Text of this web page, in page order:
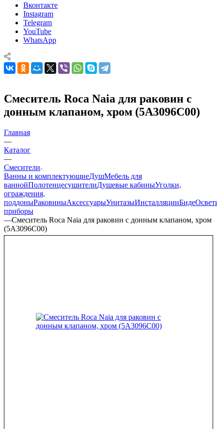
Вконтакте
Instagram
Telegram
YouTube
WhatsApp
Смеситель Roca Naia для раковин с
донным клапаном, хром (5A3096C00)
Главная
—
Каталог
—
Смесители
Ванны и комплектующиеДушМебель для
ваннойПолотенцесушителиДушевые кабиныУголки,
ограждения,
поддоныРаковиныАксессуарыУнитазыИнсталляцииБиде
приборы
—Смеситель Roca Naia для раковин с донным клапаном, хром
(5A3096C00)